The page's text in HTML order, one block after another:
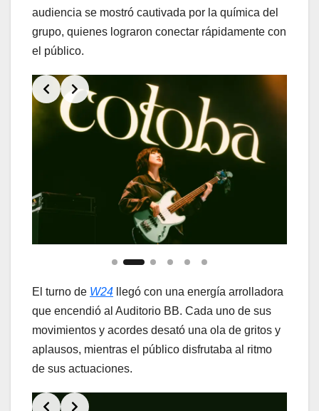
audiencia se mostró cautivada por la química del
grupo, quienes lograron conectar rápidamente con
el público.
Slide 2 of 6
El turno de W24 llegó con una energía arrolladora
que encendió al Auditorio BB. Cada uno de sus
movimientos y acordes desató una ola de gritos y
aplausos, mientras el público disfrutaba al ritmo
de sus actuaciones.
Slide 2 of 6